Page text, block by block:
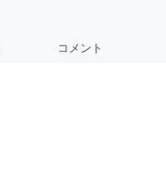
コメント